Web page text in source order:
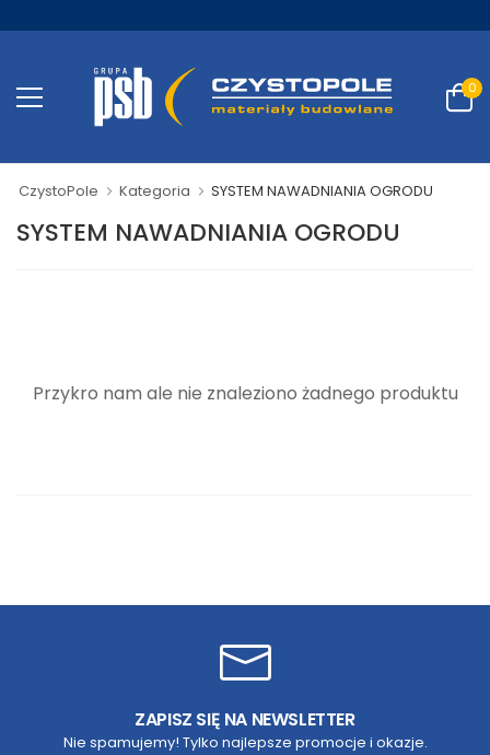
0
CzystoPole Kategoria SYSTEM NAWADNIANIA OGRODU
SYSTEM NAWADNIANIA OGRODU
Przykro nam ale nie znaleziono żadnego produktu
ZAPISZ SIĘ NA NEWSLETTER
Nie spamujemy! Tylko najlepsze promocje i okazje.